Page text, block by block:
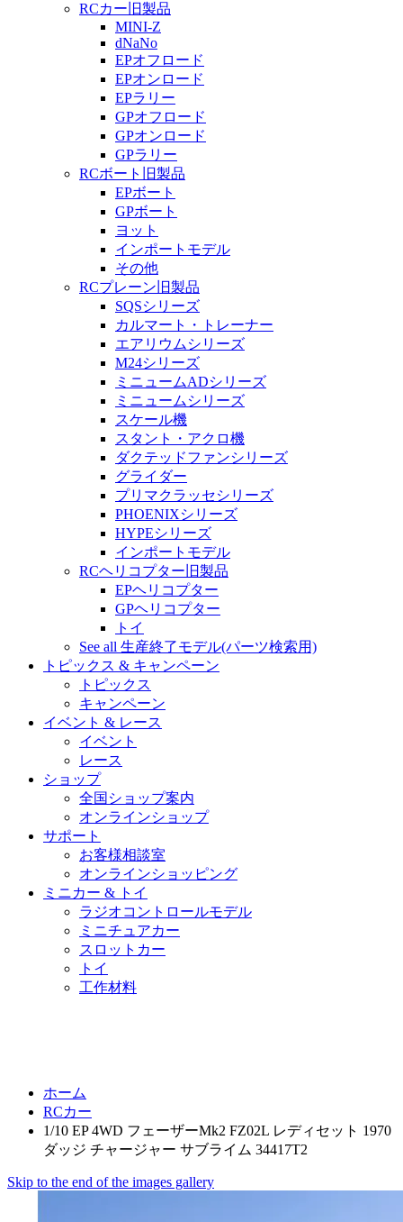
RCカー旧製品
MINI-Z
dNaNo
EPオフロード
EPオンロード
EPラリー
GPオフロード
GPオンロード
GPラリー
RCボート旧製品
EPボート
GPボート
ヨット
インポートモデル
その他
RCプレーン旧製品
SQSシリーズ
カルマート・トレーナー
エアリウムシリーズ
M24シリーズ
ミニュームADシリーズ
ミニュームシリーズ
スケール機
スタント・アクロ機
ダクテッドファンシリーズ
グライダー
プリマクラッセシリーズ
PHOENIXシリーズ
HYPEシリーズ
インポートモデル
RCヘリコプター旧製品
EPヘリコプター
GPヘリコプター
トイ
See all 生産終了モデル(パーツ検索用)
トピックス & キャンペーン
トピックス
キャンペーン
イベント & レース
イベント
レース
ショップ
全国ショップ案内
オンラインショップ
サポート
お客様相談室
オンラインショッピング
ミニカー & トイ
ラジオコントロールモデル
ミニチュアカー
スロットカー
トイ
工作材料
ホーム
RCカー
1/10 EP 4WD フェーザーMk2 FZ02L レディセット 1970
ダッジ チャージャー サブライム 34417T2
Skip to the end of the images gallery